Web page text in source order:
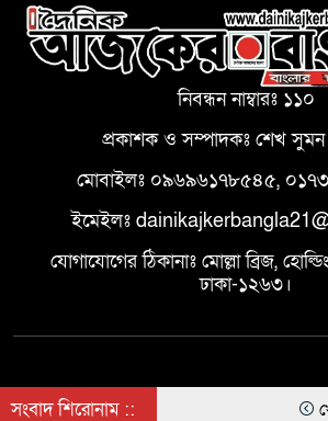
হাসপাতালের
পরিচ্ছন্নতায়
ডা. শামীম
জুলাই গণ-
দীপু ভূঁইয়ার
র‌্যালি ও লাখো
7
নিবন্ধন নাম্বারঃ ১১০
প্রকাশক ও সম্পাদকঃ শেখ
মোবাইলঃ ০৯৬৯৬১৭৮৫৪৫,
ইমেইলঃ
যোগাযোগের ঠিকানাঃ মোল্লা ব্রিজ,
ঢাকা-১২৬৩।
সংবাদ শিরোনাম ::